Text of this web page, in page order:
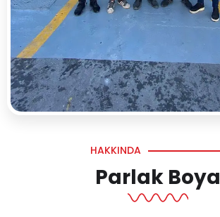
HAKKINDA
Parlak Boya